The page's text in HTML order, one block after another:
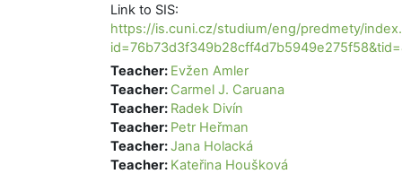
Link to SIS:
https://is.cuni.cz/studium/eng/predmety/
Teacher: Evžen Amler
Teacher: Carmel J. Caruana
Teacher: Radek Divín
Teacher: Petr Heřman
Teacher:Jana Holacká
Teacher: Kateřina Houšková